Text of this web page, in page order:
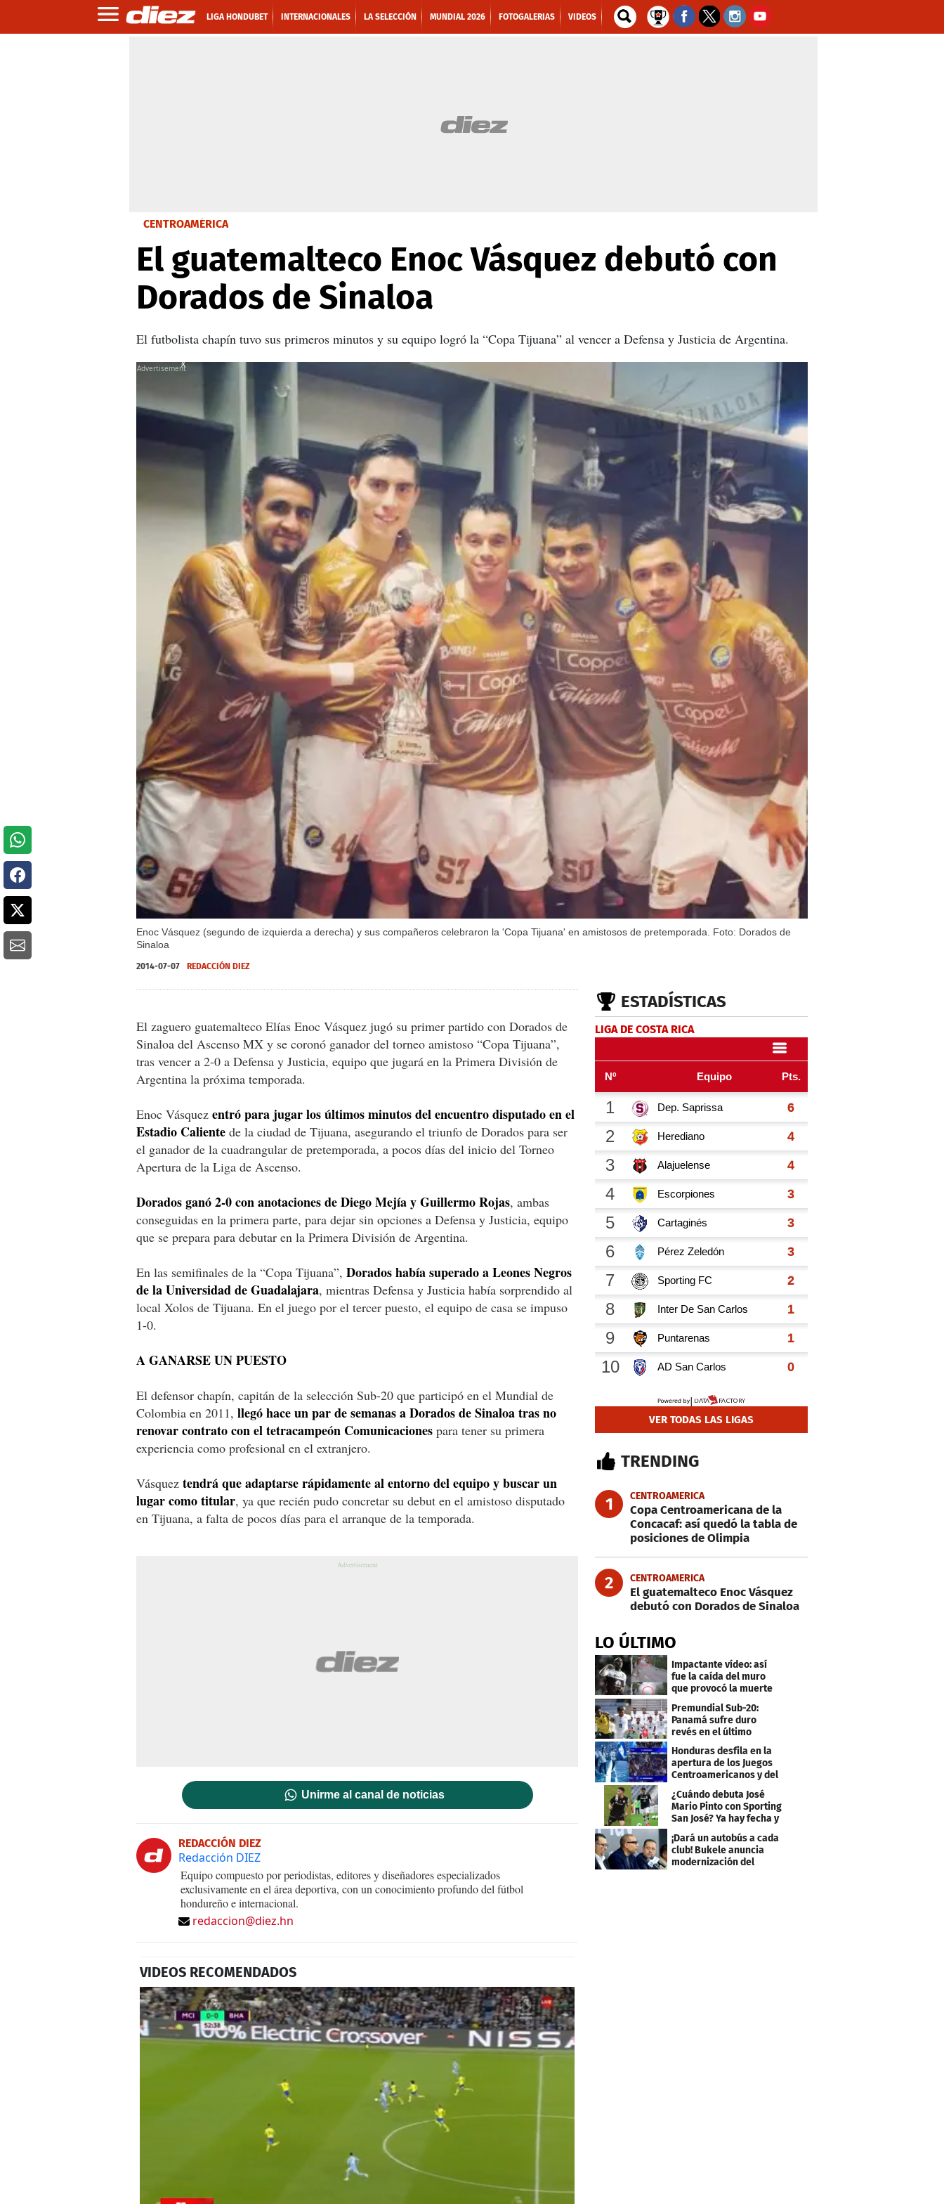
LIGA HONDUBET INTERNACIONALES LA SELECCIÓN MUNDIAL 2026 FOTOGALERIAS VIDEOS
CENTROAMÉRICA
El guatemalteco Enoc Vásquez debutó con
Dorados de Sinaloa
El futbolista chapín tuvo sus primeros minutos y su equipo logró la “Copa Tijuana” al vencer a Defensa y Justicia de Argentina.
Enoc Vásquez (segundo de izquierda a derecha) y sus compañeros celebraron la 'Copa Tijuana' en amistosos de pretemporada. Foto: Dorados de
Sinaloa
X
2014-07-07 REDACCIÓN DIEZ
El zaguero guatemalteco Elías Enoc Vásquez jugó su primer partido con Dorados de
Sinaloa del Ascenso MX y se coronó ganador del torneo amistoso “Copa Tijuana”,
tras vencer a 2-0 a Defensa y Justicia, equipo que jugará en la Primera División de
Argentina la próxima temporada.
Enoc Vásquez entró para jugar los últimos minutos del encuentro disputado en el
Estadio Caliente de la ciudad de Tijuana, asegurando el triunfo de Dorados para ser
el ganador de la cuadrangular de pretemporada, a pocos días del inicio del Torneo
Apertura de la Liga de Ascenso.
Dorados ganó 2-0 con anotaciones de Diego Mejía y Guillermo Rojas, ambas
conseguidas en la primera parte, para dejar sin opciones a Defensa y Justicia, equipo
que se prepara para debutar en la Primera División de Argentina.
En las semifinales de la “Copa Tijuana”, Dorados había superado a Leones Negros
de la Universidad de Guadalajara, mientras Defensa y Justicia había sorprendido al
local Xolos de Tijuana. En el juego por el tercer puesto, el equipo de casa se impuso
1-0.
A GANARSE UN PUESTO
El defensor chapín, capitán de la selección Sub-20 que participó en el Mundial de
Colombia en 2011, llegó hace un par de semanas a Dorados de Sinaloa tras no
renovar contrato con el tetracampeón Comunicaciones para tener su primera
experiencia como profesional en el extranjero.
Vásquez tendrá que adaptarse rápidamente al entorno del equipo y buscar un
lugar como titular, ya que recién pudo concretar su debut en el amistoso disputado
en Tijuana, a falta de pocos días para el arranque de la temporada.
Unirme al canal de noticias
REDACCIÓN DIEZ
Redacción DIEZ
Equipo compuesto por periodistas, editores y diseñadores especializados
exclusivamente en el área deportiva, con un conocimiento profundo del fútbol
hondureño e internacional.
redaccion@diez.hn
VIDEOS RECOMENDADOS
ESTADÍSTICAS
LIGA DE COSTA RICA
VER TODAS LAS LIGAS
TRENDING
1 CENTROAMERICA
Copa Centroamericana de la
Concacaf: así quedó la tabla de
posiciones de Olimpia
2 CENTROAMERICA
El guatemalteco Enoc Vásquez
debutó con Dorados de Sinaloa
LO ÚLTIMO
Impactante vídeo: así
fue la caída del muro
que provocó la muerte
de Tássio Maia
Premundial Sub-20:
Panamá sufre duro
revés en el último
minuto y se aleja de 4tos
Honduras desfila en la
apertura de los Juegos
Centroamericanos y del
Caribe 2026
¿Cuándo debuta José
Mario Pinto con Sporting
San José? Ya hay fecha y
¡Dará un autobús a cada
club! Bukele anuncia
modernización del